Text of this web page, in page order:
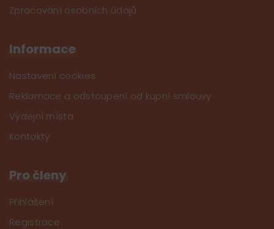
Zpracování osobních údajů
Informace
Nastavení cookies
Reklamace a odstoupení od kupní smlouvy
Výdejní místa
Kontakty
Pro členy
Přihlášení
Registrace